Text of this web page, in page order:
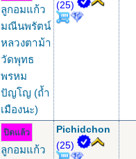
ลูกอมแก้ว
มณีนพรัตน์
หลวงตาม้า
วัดพุทธ
พรหม
ปัญโญ (ถ้ำ
เมืองนะ)
(25)
ปิดแล้ว
ลูกอมแก้ว
Pichidchon
(25)